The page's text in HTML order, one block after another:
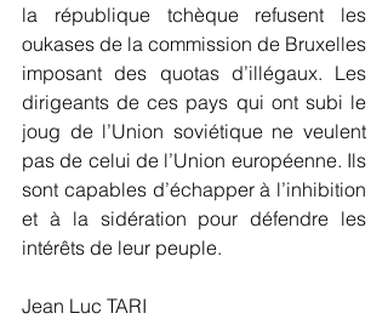
la république tchèque refusent les
oukases de la commission de Bruxelles
imposant des quotas d’illégaux. Les
dirigeants de ces pays qui ont subi le
joug de l’Union soviétique ne veulent
pas de celui de l’Union européenne. Ils
sont capables d’échapper à l’inhibition
et à la sidération pour défendre les
intérêts de leur peuple.
Jean Luc TARI